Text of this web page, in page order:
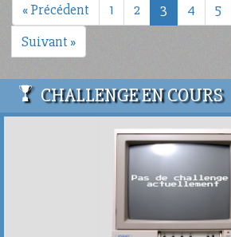
« Précédent 1 2 3 4 5
Suivant »
CHALLENGE EN COURS